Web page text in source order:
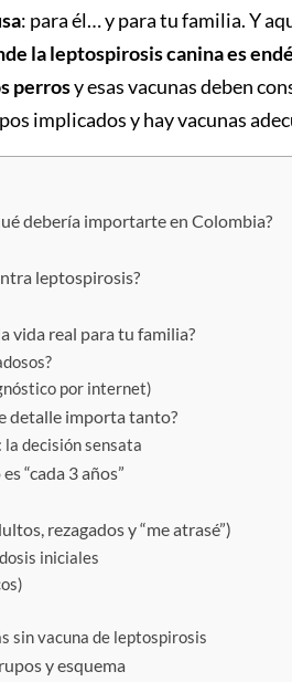
: para él… y para tu familia. Y
la leptospirosis canina es
perrosy esas vacunas deben
implicados y hay vacunas
debería importarte en Colombia?
leptospirosis?
vida real para tu familia?
por internet)
detalle importa tanto?
la decisión sensata
“cada 3 años”
rezagados y “me atrasé”)
iniciales
sin vacuna de leptospirosis
y esquema